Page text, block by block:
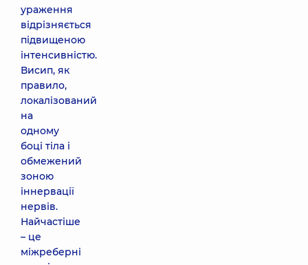
ураження
відрізняється
підвищеною
інтенсивністю.
Висип, як
правило,
локалізований
на
одному
боці тіла і
обмежений
зоною
іннервації
нервів.
Найчастіше
– це
міжреберні